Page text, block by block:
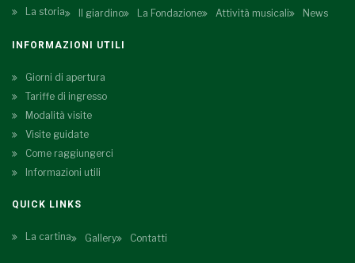
La storia Il giardino La Fondazione Attività musicali News
INFORMAZIONI UTILI
Giorni di apertura
Tariffe di ingresso
Modalità visite
Visite guidate
Come raggiungerci
Informazioni utili
QUICK LINKS
La cartina Gallery Contatti